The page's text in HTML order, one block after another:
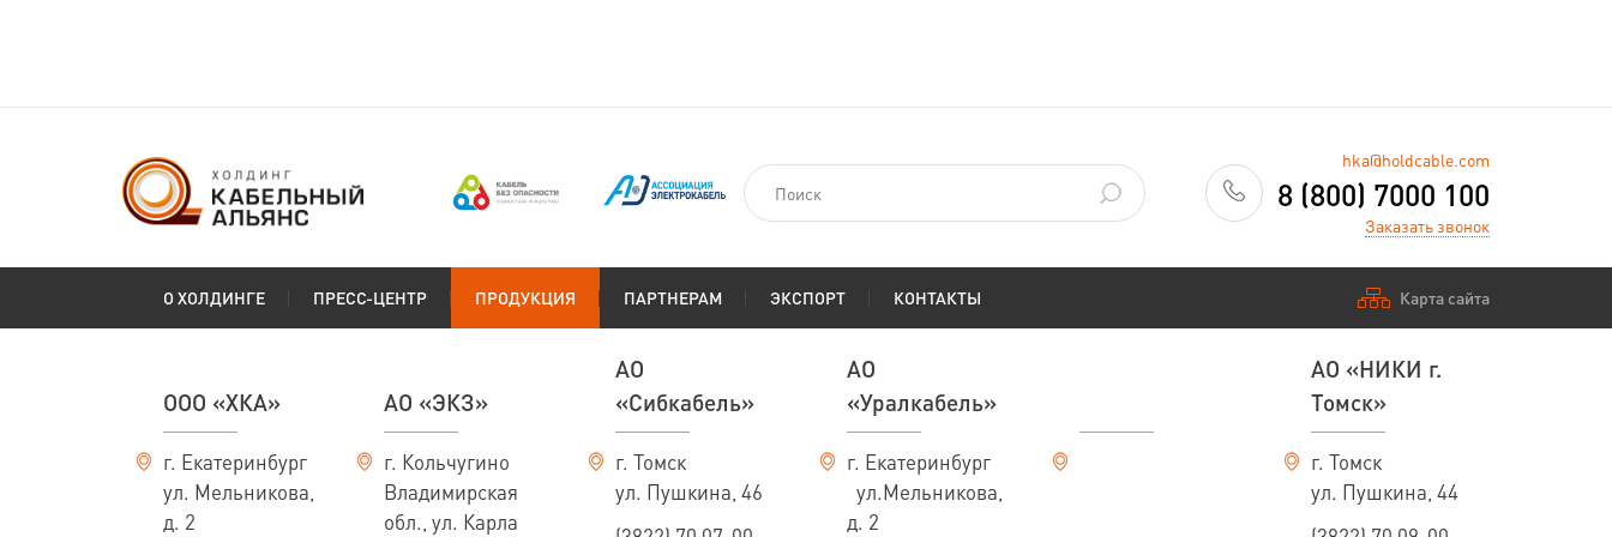
hka@holdcable.com
8 (800) 7000 100
Заказать звонок
О ХОЛДИНГЕ ПРЕСС-ЦЕНТР ПРОДУКЦИЯ ПАРТНЕРАМ ЭКСПОРТ КОНТАКТЫ Карта сайта
ООО «ХКА»
г. Екатеринбург
ул. Мельникова,
д. 2
АО «ЭКЗ»
г. Кольчугино
Владимирская
обл., ул. Карла
АО
«Сибкабель»
г. Томск
ул. Пушкина, 46
АО
«Уралкабель»
г. Екатеринбург
ул.Мельникова,
д. 2
АО «НИКИ г.
Томск»
г. Томск
ул. Пушкина, 44